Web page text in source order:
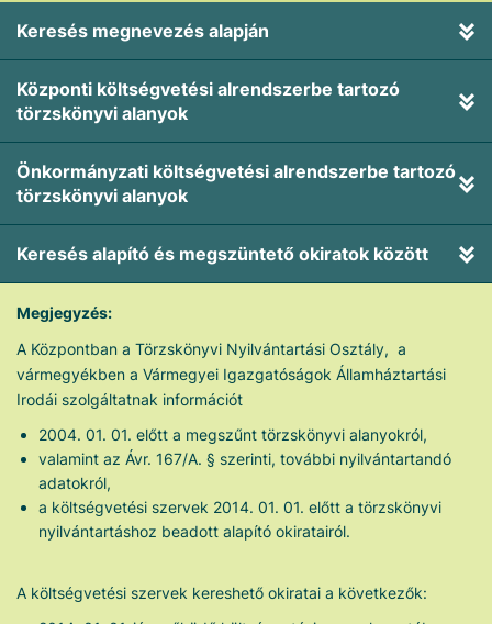
Keresés megnevezés alapján
Központi költségvetési alrendszerbe tartozó
törzskönyvi alanyok
Önkormányzati költségvetési alrendszerbe tartozó
törzskönyvi alanyok
Keresés alapító és megszüntető okiratok között
Megjegyzés:
A Központban a Törzskönyvi Nyilvántartási Osztály, a
vármegyékben a Vármegyei Igazgatóságok Államháztartási
Irodái szolgáltatnak információt
2004. 01. 01. előtt a megszűnt törzskönyvi alanyokról,
valamint az Ávr. 167/A. § szerinti, további nyilvántartandó
adatokról,
a költségvetési szervek 2014. 01. 01. előtt a törzskönyvi
nyilvántartáshoz beadott alapító okiratairól.
A költségvetési szervek kereshető okiratai a következők: